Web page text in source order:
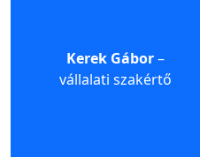
Kerek Gábor–
vállalati szakértő